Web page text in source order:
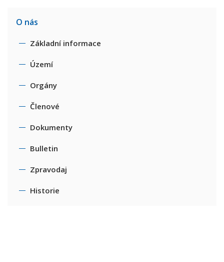
O nás
Základní informace
Území
Orgány
Členové
Dokumenty
Bulletin
Zpravodaj
Historie